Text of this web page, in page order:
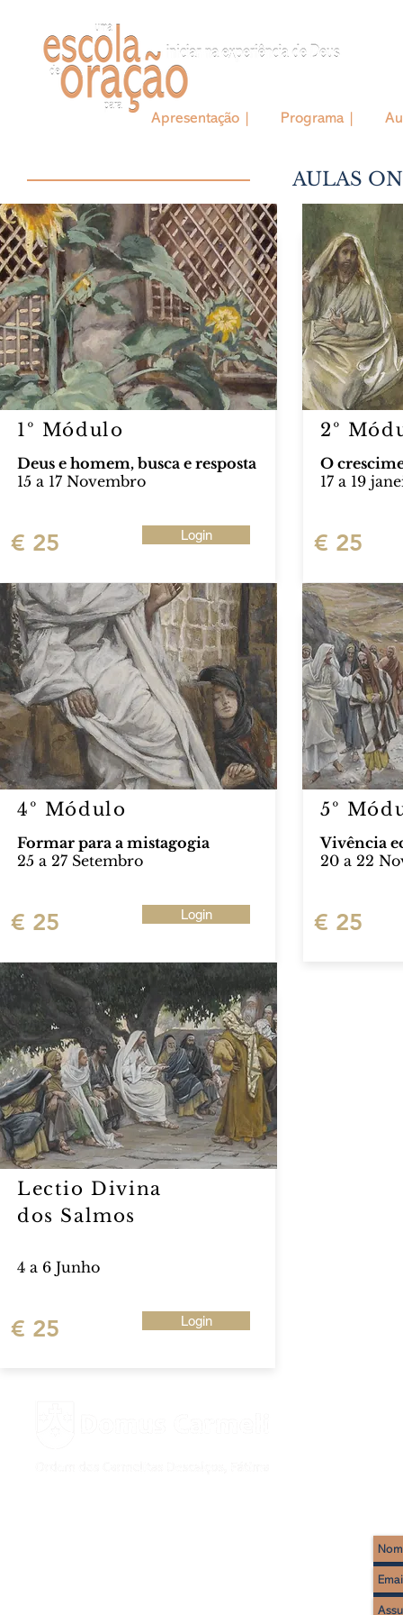
Apresentação | Programa |
AULAS
1º Módulo
Deus e homem, busca e resposta
15 a 17 Novembro
€ 25 Login
4º Módulo
Formar para a mistagogia
25 a 27 Setembro
€ 25 Login
Lectio Divina
dos Salmos
4 a 6 Junho
€ 25 Login
2º
O
17 a 19
€ 25
5º
Vivência
20 a 22
€ 25